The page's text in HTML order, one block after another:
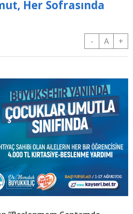
Her Sofrasında
- A +